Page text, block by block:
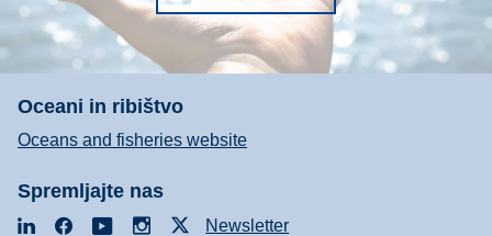
Oceani in ribištvo
Oceans and fisheries website
Spremljajte nas
LinkedInFacebookYouTubeInstagramNewsletter